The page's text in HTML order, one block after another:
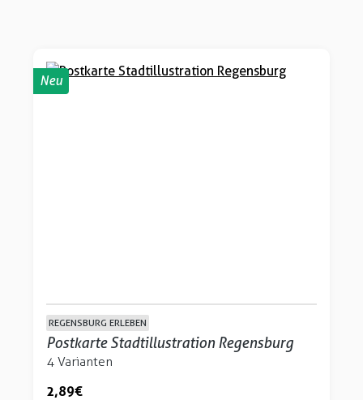
Neu
REGENSBURG ERLEBEN
Postkarte Stadtillustration Regensburg
4 Varianten
2,89 €